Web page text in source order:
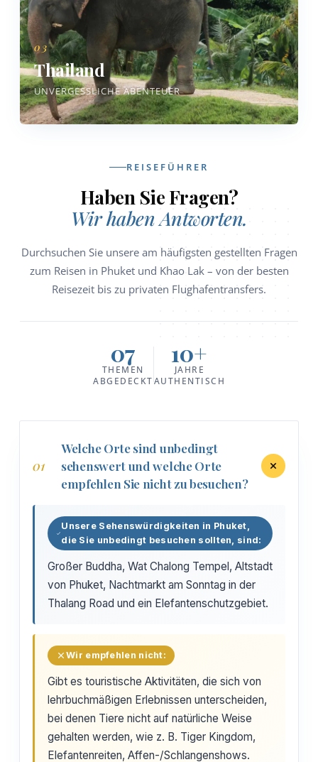
03
Thailand
UNVERGESSLICHE ABENTEUER
REISEFÜHRER
Haben Sie Fragen?
Wir haben Antworten.
Durchsuchen Sie unsere am häufigsten gestellten Fragen
zum Reisen in Phuket und Khao Lak – von der besten
Reisezeit bis zu privaten Flughafentransfers.
07
THEMEN
ABGEDECKT
10+
JAHRE
AUTHENTISCH
01
Welche Orte sind unbedingt
sehenswert und welche Orte
empfehlen Sie nicht zu besuchen?
Unsere Sehenswürdigkeiten in Phuket,
die Sie unbedingt besuchen sollten, sind:
Großer Buddha, Wat Chalong Tempel, Altstadt
von Phuket, Nachtmarkt am Sonntag in der
Thalang Road und ein Elefantenschutzgebiet.
Wir empfehlen nicht:
Gibt es touristische Aktivitäten, die sich von
lehrbuchmäßigen Erlebnissen unterscheiden,
bei denen Tiere nicht auf natürliche Weise
gehalten werden, wie z. B. Tiger Kingdom,
Elefantenreiten, Affen-/Schlangenshows.